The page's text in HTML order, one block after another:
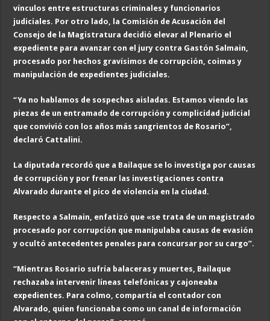
vínculos entre estructuras criminales y funcionarios
judiciales. Por otro lado, la Comisión de Acusación del
Consejo de la Magistratura decidió elevar al Plenario el
expediente para avanzar con el jury contra Gastón Salmain,
procesado por hechos gravísimos de corrupción, coimas y
manipulación de expedientes judiciales.
“Ya no hablamos de sospechas aisladas. Estamos viendo las
piezas de un entramado de corrupción y complicidad judicial
que convivió con los años más sangrientos de Rosario”,
declaró Cattalini.
La diputada recordó que a Bailaque se lo investiga por causas
de corrupción y por frenar las investigaciones contra
Alvarado durante el pico de violencia en la ciudad.
Respecto a Salmain, enfatizó que «se trata de un magistrado
procesado por corrupción que manipulaba causas de evasión
y ocultó antecedentes penales para concursar por su cargo”.
“Mientras Rosario sufría balaceras y muertes, Bailaque
rechazaba intervenir líneas telefónicas y cajoneaba
expedientes. Para colmo, compartía el contador con
Alvarado, quien funcionaba como un canal de información